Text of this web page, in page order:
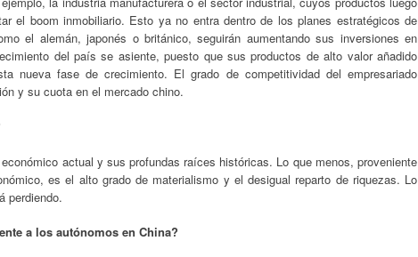
el boom inmobiliario. Esto ya no entra dentro de los planes estratégicos de
el alemán, japonés o británico, seguirán aumentando sus inversiones en
del país se asiente, puesto que sus productos de alto valor añadido
nueva fase de crecimiento. El grado de competitividad del empresariado
y su cuota en el mercado chino.
actual y sus profundas raíces históricas. Lo que menos, proveniente
es el alto grado de materialismo y el desigual reparto de riquezas. Lo
perdiendo.
a los autónomos en China?